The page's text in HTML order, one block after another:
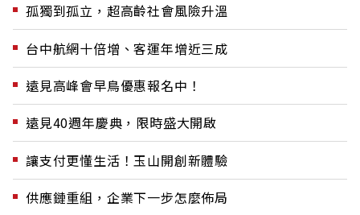
孤獨到孤立，超高齡社會風險升溫
台中航網十倍增、客運年增近三成
遠見高峰會早鳥優惠報名中！
遠見40週年慶典，限時盛大開啟
讓支付更懂生活！玉山開創新體驗
供應鏈重組，企業下一步怎麼佈局